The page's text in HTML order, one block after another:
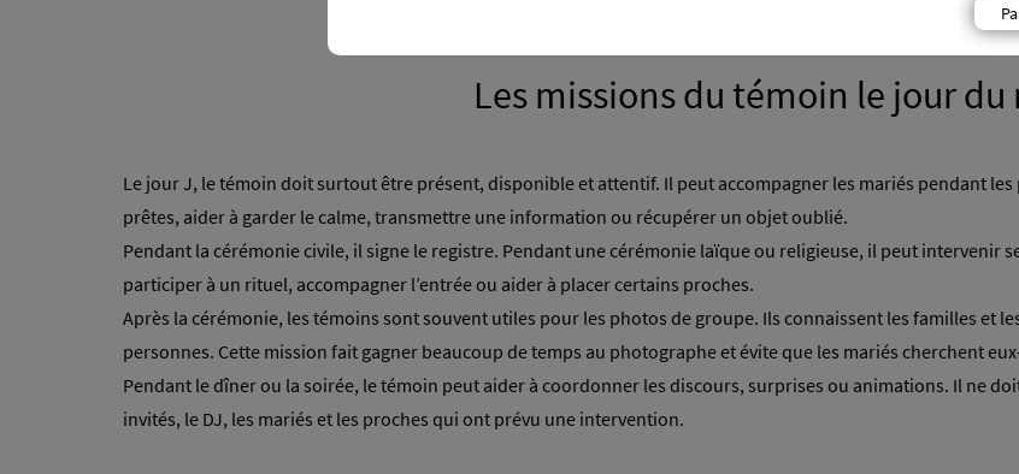
Les missions du témoin le jour du
Le jour J, le témoin doit surtout être présent, disponible et attentif. Il peut accompagner les mariés pendant
prêtes, aider à garder le calme, transmettre une information ou récupérer un objet oublié.
Pendant la cérémonie civile, il signe le registre. Pendant une cérémonie laïque ou religieuse, il peut intervenir
participer à un rituel, accompagner l’entrée ou aider à placer certains proches.
Après la cérémonie, les témoins sont souvent utiles pour les photos de groupe. Ils connaissent les familles et
personnes. Cette mission fait gagner beaucoup de temps au photographe et évite que les mariés cherchent
Pendant le dîner ou la soirée, le témoin peut aider à coordonner les discours, surprises ou animations. Il ne
invités, le DJ, les mariés et les proches qui ont prévu une intervention.